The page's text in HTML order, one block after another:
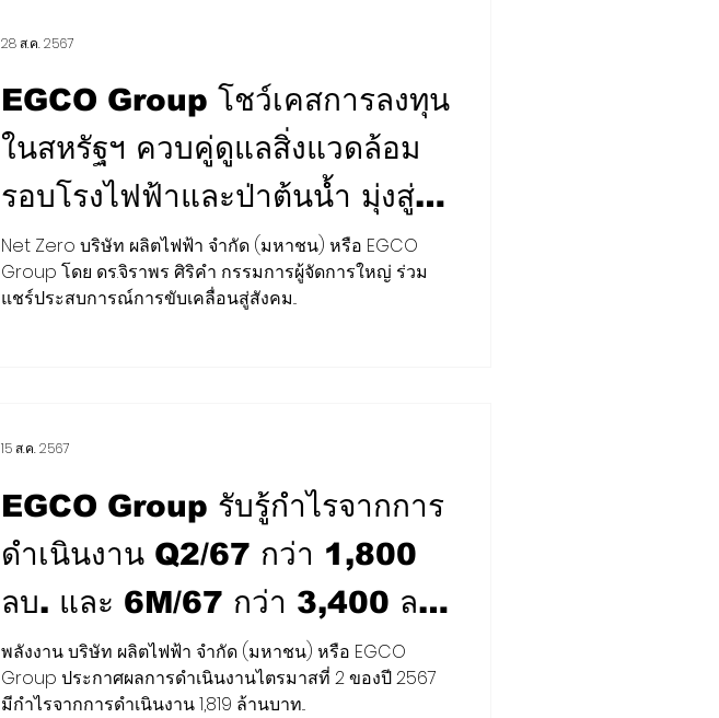
EGCO Group โชว์เคสการลงทุน
ในสหรัฐฯ ควบคู่ดูแลสิ่งแวดล้อม
รอบโรงไฟฟ้าและป่าต้นน้ำ มุ่งสู่
สังคมคาร์บอนต่ำ ในเวที “CEO
Forum: Climate Action
Leading Towards Net
Net Zero บริษัท ผลิตไฟฟ้า จำกัด (มหาชน) หรือ EGCO
Group โดย ดร.จิราพร ศิริคำ กรรมการผู้จัดการใหญ่ ร่วม
แชร์ประสบการณ์การขับเคลื่อนสู่สังคม...
28 ส.ค. 2567
EGCO Group รับรู้กำไรจากการ
ดำเนินงาน Q2/67 กว่า 1,800
ลบ. และ 6M/67 กว่า 3,400 ลบ.
ย้ำปิดจ๊อบก่อสร้าง Yunlin ปีนี้
มั่นใจพร้อมยื่นประมูลโครงการ
พลังงาน บริษัท ผลิตไฟฟ้า จำกัด (มหาชน) หรือ EGCO
Group ประกาศผลการดำเนินงานไตรมาสที่ 2 ของปี 2567
มีกำไรจากการดำเนินงาน 1,819 ล้านบาท...
15 ส.ค. 2567